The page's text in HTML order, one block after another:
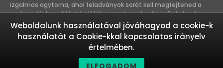
izgalmas agytorna, ahol feladványok sorát kell megfejtened a
szabaduláshoz. A kijutós játék csapatmunka. A közös kaland
erősíti a játékosok közötti kapcsolatot, így összehozza a
munkahelyi és baráti társaságokat. A szabadulószobák olyan
kalandokat kínálnak, melyekbe nem érdemes egyedül belevágni.
Ez egy igazi csapatmunka és akkor megy a legjobban, ha a
csapattagok más-más erősségeiket használják a közös siker
Weboldalunk használatával jóváhagyod a cookie-k
használatát a Cookie-kkal kapcsolatos irányelv
értelmében.
ELFOGADOM